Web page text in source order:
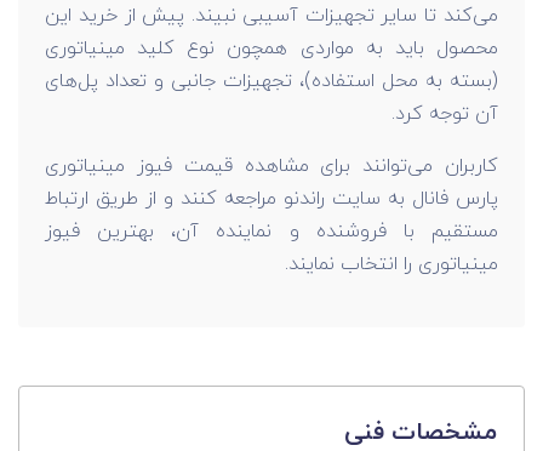
می‌کند تا سایر تجهیزات آسیبی نبیند. پیش از خرید این
محصول باید به مواردی همچون نوع کلید مینیاتوری
(بسته به محل استفاده)، تجهیزات جانبی و تعداد پل‌های
آن توجه کرد.
کاربران می‌توانند برای مشاهده قیمت فیوز مینیاتوری
پارس فانال به سایت راندنو مراجعه کنند و از طریق ارتباط
مستقیم با فروشنده و نماینده آن، بهترین فیوز
مینیاتوری را انتخاب نمایند.
مشخصات فنی